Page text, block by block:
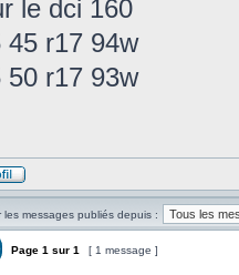
le dci 160
45 r17 94w
50 r17 93w
les messages publiés depuis :
Page 1 sur 1 [ 1 message ]